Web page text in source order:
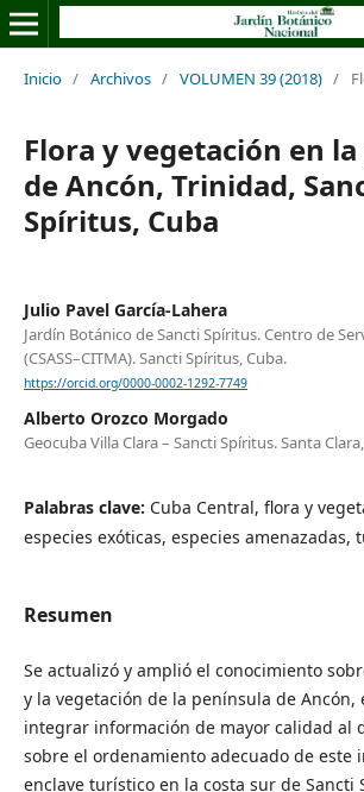
Inicio / Archivos / VOLUMEN 39 (2018) /
Flora y vegetación en
de Ancón, Trinidad,
Spíritus, Cuba
Julio Pavel García-Lahera
Jardín Botánico de Sancti Spíritus. Centro de
(CSASS–CITMA). Sancti Spíritus, Cuba.
https://orcid.org/0000-0002-1292-7749
Alberto Orozco Morgado
Geocuba Villa Clara – Sancti Spíritus. Santa
Palabras clave: Cuba Central, flora y
especies exóticas, especies amenazadas,
Resumen
Se actualizó y amplió el conocimiento
y la vegetación de la península de Ancón,
integrar información de mayor calidad al
sobre el ordenamiento adecuado de este
enclave turístico en la costa sur de Sancti